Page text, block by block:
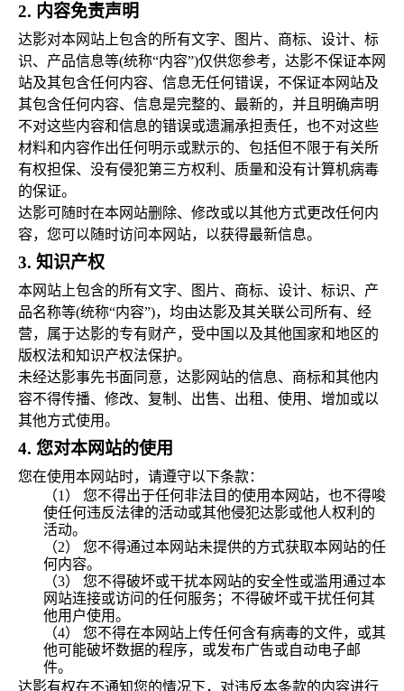
2. 内容免责声明
达影对本网站上包含的所有文字、图片、商标、设计、标
识、产品信息等(统称“内容”)仅供您参考，达影不保证本网
站及其包含任何内容、信息无任何错误，不保证本网站及
其包含任何内容、信息是完整的、最新的，并且明确声明
不对这些内容和信息的错误或遗漏承担责任，也不对这些
材料和内容作出任何明示或默示的、包括但不限于有关所
有权担保、没有侵犯第三方权利、质量和没有计算机病毒
的保证。
达影可随时在本网站删除、修改或以其他方式更改任何内
容，您可以随时访问本网站，以获得最新信息。
3. 知识产权
本网站上包含的所有文字、图片、商标、设计、标识、产
品名称等(统称“内容”)，均由达影及其关联公司所有、经
营，属于达影的专有财产，受中国以及其他国家和地区的
版权法和知识产权法保护。
未经达影事先书面同意，达影网站的信息、商标和其他内
容不得传播、修改、复制、出售、出租、使用、增加或以
其他方式使用。
4. 您对本网站的使用
您在使用本网站时，请遵守以下条款：
（1） 您不得出于任何非法目的使用本网站，也不得唆
使任何违反法律的活动或其他侵犯达影或他人权利的
活动。
（2） 您不得通过本网站未提供的方式获取本网站的任
何内容。
（3） 您不得破坏或干扰本网站的安全性或滥用通过本
网站连接或访问的任何服务；不得破坏或干扰任何其
他用户使用。
（4） 您不得在本网站上传任何含有病毒的文件，或其
他可能破坏数据的程序，或发布广告或自动电子邮
件。
达影有权在不通知您的情况下，对违反本条款的内容进行